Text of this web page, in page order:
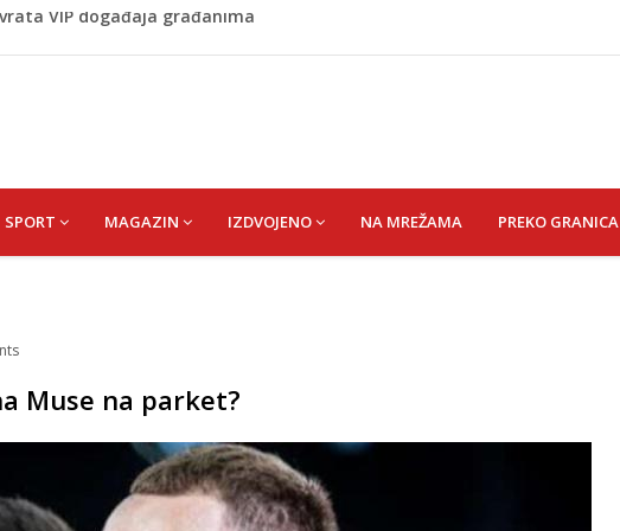
kolu Premijer lige BiH
HUSEIN-BEKTAŠ
VIP događaja građanima
SPORT MAGAZIN IZDVOJENO NA MREŽAMA PREKO GRANICA
Muse na parket?